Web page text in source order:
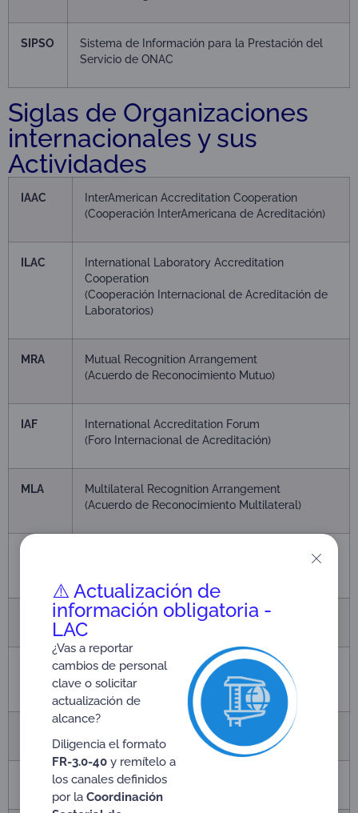
SIPSO
Sistema de Información para la Prestación del
Servicio de ONAC
Siglas de Organizaciones
internacionales y sus
Actividades
IAAC
InterAmerican Accreditation Cooperation
(Cooperación InterAmericana de Acreditación)
ILAC
International Laboratory Accreditation
Cooperation
(Cooperación Internacional de Acreditación de
Laboratorios)
MRA
Mutual Recognition Arrangement
(Acuerdo de Reconocimiento Mutuo)
IAF
International Accreditation Forum
(Foro Internacional de Acreditación)
MLA
Multilateral Recognition Arrangement
(Acuerdo de Reconocimiento Multilateral)
International Organization for Standardization
CASCO ISO’s Committee on Conformity Assessment
International Electrotechnical Commission
(Comisión Electrotécnica Internacional)
Quality Management System
Environmental Management System
⚠️ Actualización de
información obligatoria -
LAC
¿Vas a reportar
cambios de personal
clave o solicitar
actualización de
alcance?
Diligencia el formato
FR-3.0-40y remítelo a
los canales definidos
por la Coordinación